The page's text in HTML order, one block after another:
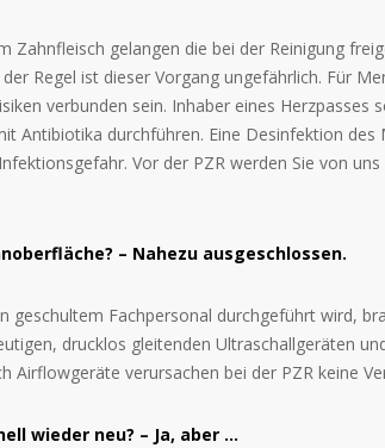
Zahnfleisch gelangen die bei der Reinigung
Regel ist dieser Vorgang ungefährlich. Für
verbunden sein. Inhaber eines Herzpasses
Antibiotika durchführen. Eine Desinfektion
Vor der PZR werden Sie von
– Nahezu ausgeschlossen.
geschultem Fachpersonal durchgeführt wird,
drucklos gleitenden Ultraschallgeräten
Airflowgeräte verursachen bei der PZR keine
wieder neu? – Ja, aber …